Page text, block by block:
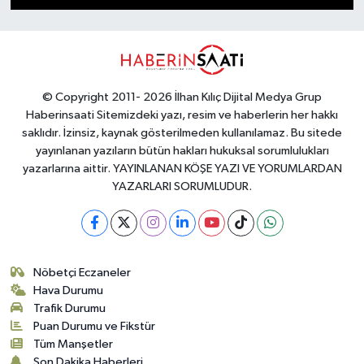
© Copyright 2011- 2026 İlhan Kılıç Dijital Medya Grup
Haberinsaati Sitemizdeki yazı, resim ve haberlerin her hakkı
saklıdır. İzinsiz, kaynak gösterilmeden kullanılamaz. Bu sitede
yayınlanan yazıların bütün hakları hukuksal sorumlulukları
yazarlarına aittir. YAYINLANAN KÖŞE YAZI VE YORUMLARDAN
YAZARLARI SORUMLUDUR.
Nöbetçi Eczaneler
Hava Durumu
Trafik Durumu
Puan Durumu ve Fikstür
Tüm Manşetler
Son Dakika Haberleri
Haberde İnsan
Kültür-Sanat
Magazin
Politika
Sağlık
Siyaset
Spor